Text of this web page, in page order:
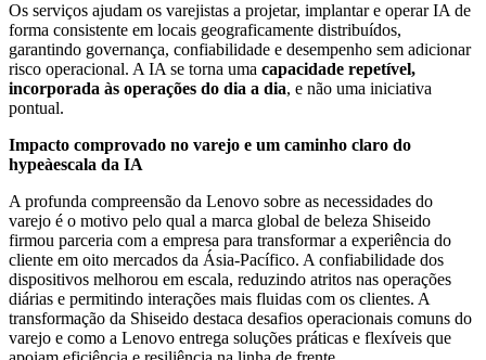
Os serviços ajudam os varejistas a projetar, implantar e operar IA de
forma consistente em locais geograficamente distribuídos,
garantindo governança, confiabilidade e desempenho sem adicionar
risco operacional. A IA se torna uma capacidade repetível,
incorporada às operações do dia a dia, e não uma iniciativa
pontual.
Impacto comprovado no varejo e um caminho claro do
hypeàescala da IA
A profunda compreensão da Lenovo sobre as necessidades do
varejo é o motivo pelo qual a marca global de beleza Shiseido
firmou parceria com a empresa para transformar a experiência do
cliente em oito mercados da Ásia-Pacífico. A confiabilidade dos
dispositivos melhorou em escala, reduzindo atritos nas operações
diárias e permitindo interações mais fluidas com os clientes. A
transformação da Shiseido destaca desafios operacionais comuns do
varejo e como a Lenovo entrega soluções práticas e flexíveis que